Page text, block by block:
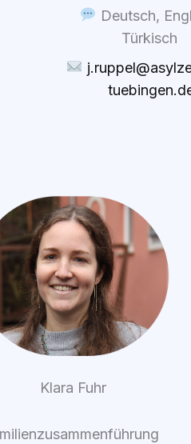
Deutsch,
Tür­kisch
Klara Fuhr